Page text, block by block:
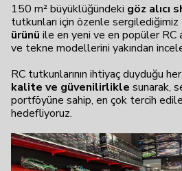
150 m² büyüklüğündeki göz alıcı
tutkunları için özenle sergilediğimiz
ürünü ile en yeni ve en popüler RC
ve tekne modellerini yakından
RC tutkunlarının ihtiyaç duyduğu
kalite ve güvenilirlikle sunarak,
portföyüne sahip, en çok tercih
hedefliyoruz.